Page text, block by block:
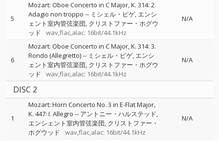
5
Mozart: Oboe Concerto in C Major, K. 314: 2.
Adagio non troppo -- ミシェル・ピゲ エンシ
ェント室内管弦楽団 クリストファー・ホグウ
ッド
wav,flac,alac: 16bit/44.1kHz
N/A
6
Mozart: Oboe Concerto in C Major, K. 314: 3.
Rondo (Allegretto)-- ミシェル・ピゲ エンシ
ェント室内管弦楽団 クリストファー・ホグウ
ッド
wav,flac,alac: 16bit/44.1kHz
N/A
DISC 2
1
Mozart: Horn Concerto No. 3 in E-Flat Major,
K. 447: I. Allegro -- アントニー・ハルステッド
エンシェント室内管弦楽団 クリストファー・
ホグウッド
wav,flac,alac: 16bit/44.1kHz
N/A